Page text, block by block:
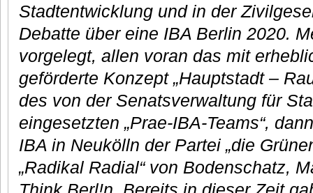
Stadtentwicklung und in der
Debatte über eine IBA Berlin 2020.
vorgelegt, allen voran das mit
geförderte Konzept „Hauptstadt –
des von der Senatsverwaltung für
eingesetzten „Prae-IBA-Teams“,
IBA in Neukölln der Partei „die
„Radikal Radial“ von Bodenschatz,